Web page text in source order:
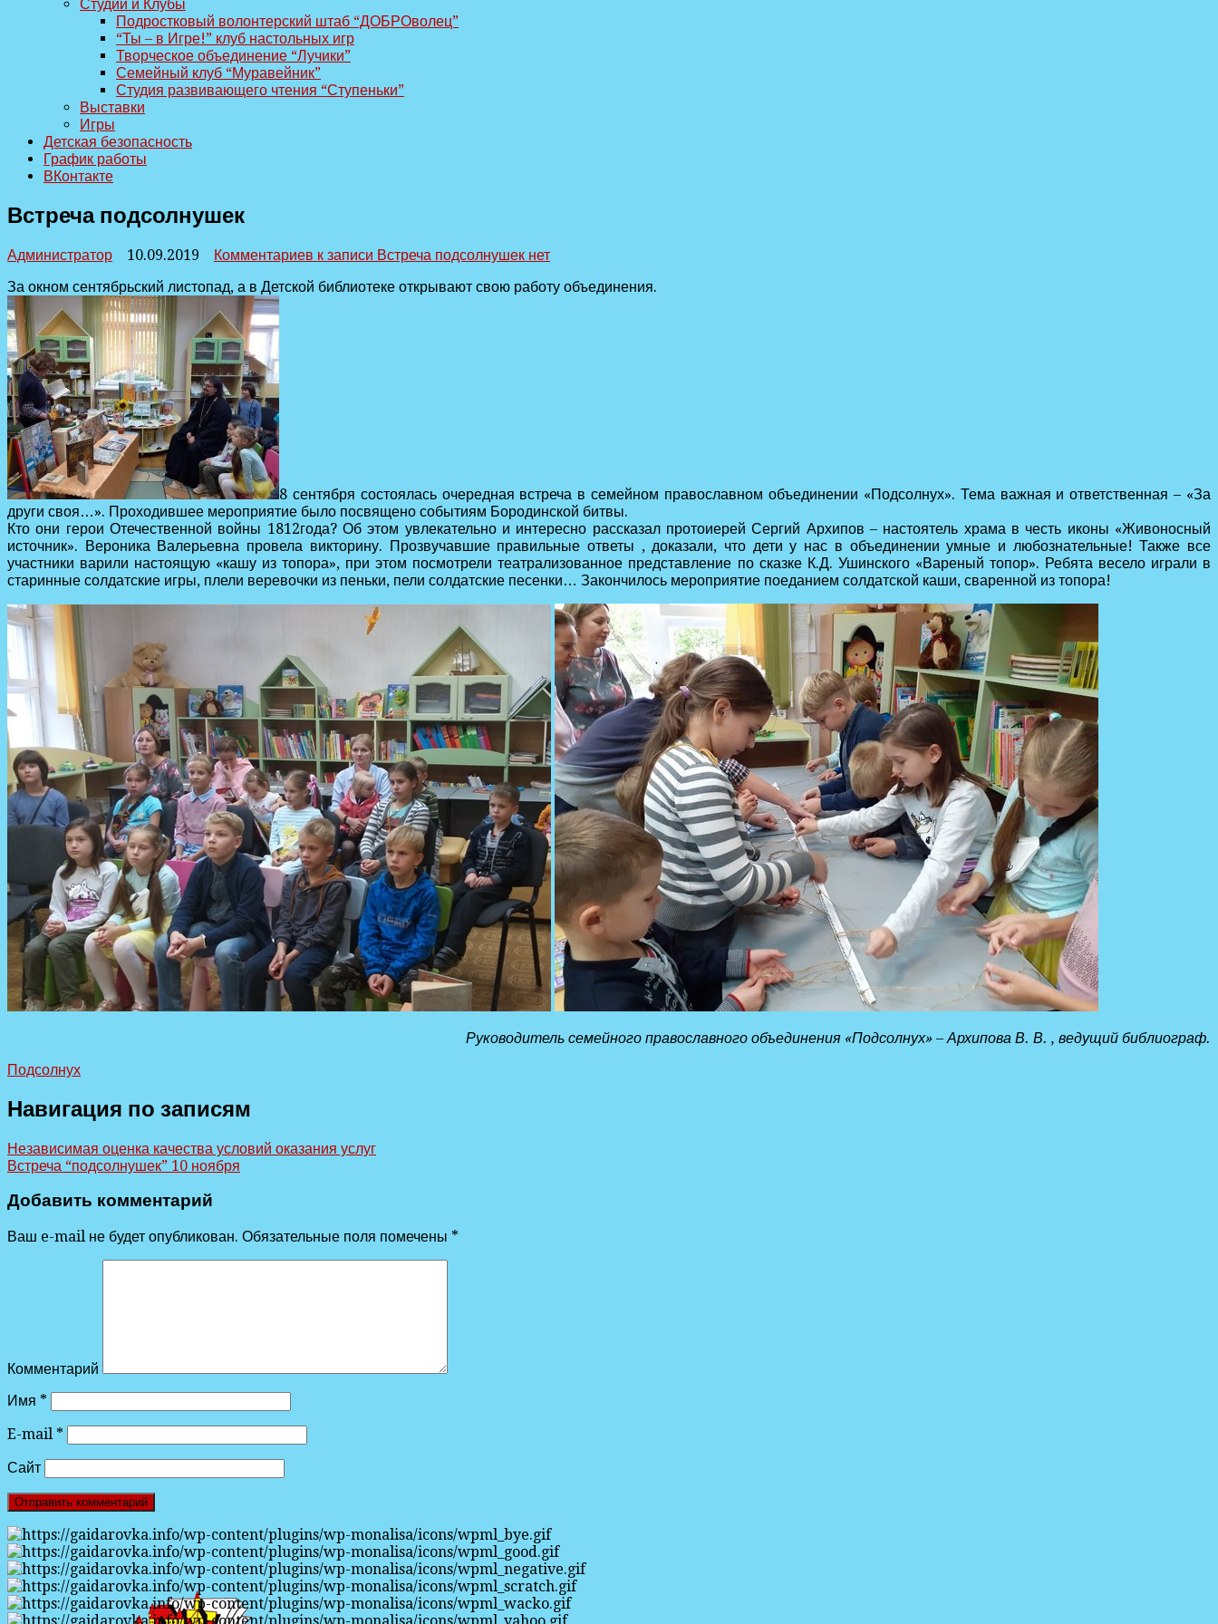
Студии и Клубы
Подростковый волонтерский штаб “ДОБРОволец”
“Ты – в Игре!” клуб настольных игр
Творческое объединение “Лучики”
Семейный клуб “Муравейник”
Студия развивающего чтения “Ступеньки”
Выставки
Игры
Детская безопасность
График работы
ВКонтакте
Встреча подсолнушек
Администратор 10.09.2019 Комментариев к записи Встреча подсолнушек нет
За окном сентябрьский листопад, а в Детской библиотеке открывают свою работу объединения.
8 сентября состоялась очередная встреча в семейном православном объединении «Подсолнух». Тема важная и ответственная – «За
други своя…». Проходившее мероприятие было посвящено событиям Бородинской битвы.
Кто они герои Отечественной войны 1812года? Об этом увлекательно и интересно рассказал протоиерей Сергий Архипов – настоятель храма в честь иконы «Живоносный
источник». Вероника Валерьевна провела викторину. Прозвучавшие правильные ответы , доказали, что дети у нас в объединении умные и любознательные! Также все
участники варили настоящую «кашу из топора», при этом посмотрели театрализованное представление по сказке К.Д. Ушинского «Вареный топор». Ребята весело играли в
старинные солдатские игры, плели веревочки из пеньки, пели солдатские песенки… Закончилось мероприятие поеданием солдатской каши, сваренной из топора!
Руководитель семейного православного объединения «Подсолнух» – Архипова В. В. , ведущий библиограф.
Подсолнух
Навигация по записям
Независимая оценка качества условий оказания услуг
Встреча “подсолнушек” 10 ноября
Добавить комментарий
Ваш e-mail не будет опубликован. Обязательные поля помечены *
Комментарий
Имя *
E-mail *
Сайт